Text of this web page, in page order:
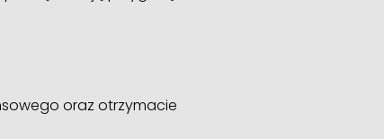
oraz otrzymacie